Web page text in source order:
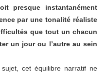
presque instantanément
par une tonalité réaliste
que tout un chacun
un jour ou l’autre au sein
cet équilibre narratif ne